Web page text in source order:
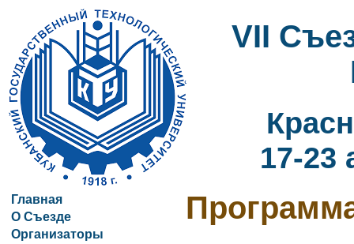
VII
17-23
Главная
О Съезде
Организаторы